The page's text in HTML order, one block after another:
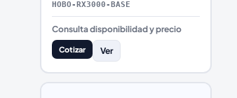
HOBO-RX3000-BASE
Consulta disponibilidad y precio
Cotizar Ver